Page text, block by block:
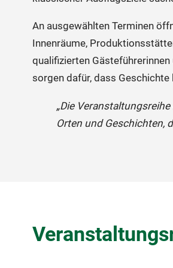
An ausgewählten Terminen
Innenräume,
qualifizierten
sorgen dafür, dass
„Die
Orten und Geschichten,